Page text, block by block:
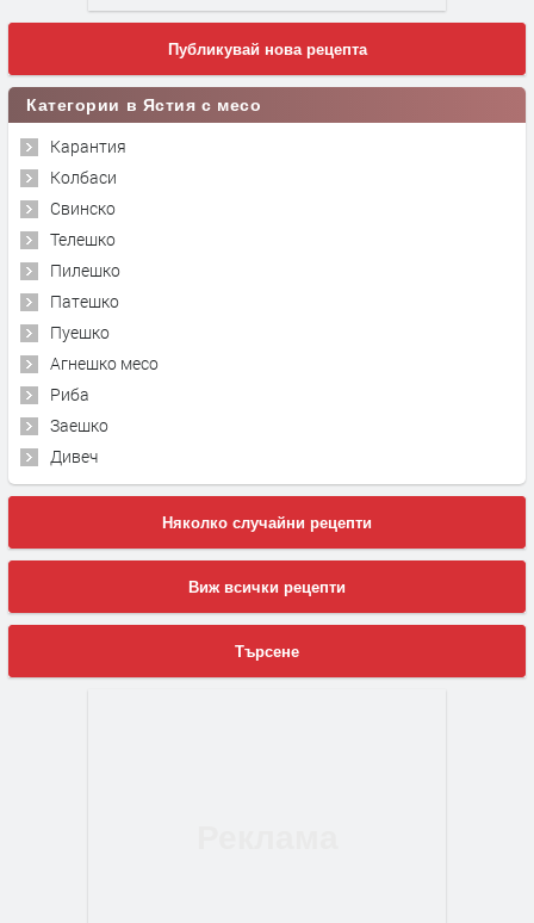
Публикувай нова рецепта
Категории в Ястия с месо
Карантия
Колбаси
Свинско
Телешко
Пилешко
Патешко
Пуешко
Агнешко месо
Риба
Заешко
Дивеч
Няколко случайни рецепти
Виж всички рецепти
Търсене